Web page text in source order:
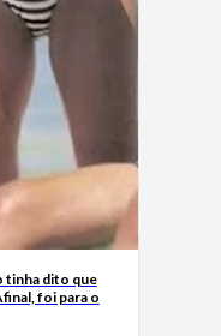
tinha dito que
foi para o